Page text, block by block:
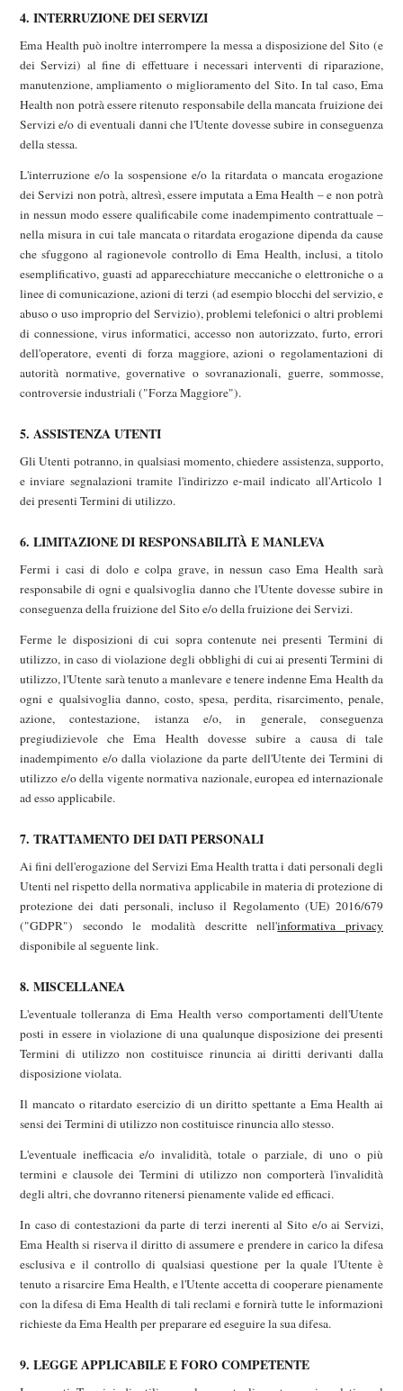
4. INTERRUZIONE DEI SERVIZI
Ema Health può inoltre interrompere la messa a disposizione del Sito (e
dei Servizi) al fine di effettuare i necessari interventi di riparazione,
manutenzione, ampliamento o miglioramento del Sito. In tal caso, Ema
Health non potrà essere ritenuto responsabile della mancata fruizione dei
Servizi e/o di eventuali danni che l'Utente dovesse subire in conseguenza
della stessa.
L'interruzione e/o la sospensione e/o la ritardata o mancata erogazione
dei Servizi non potrà, altresì, essere imputata a Ema Health – e non potrà
in nessun modo essere qualificabile come inadempimento contrattuale –
nella misura in cui tale mancata o ritardata erogazione dipenda da cause
che sfuggono al ragionevole controllo di Ema Health, inclusi, a titolo
esemplificativo, guasti ad apparecchiature meccaniche o elettroniche o a
linee di comunicazione, azioni di terzi (ad esempio blocchi del servizio, e
abuso o uso improprio del Servizio), problemi telefonici o altri problemi
di connessione, virus informatici, accesso non autorizzato, furto, errori
dell'operatore, eventi di forza maggiore, azioni o regolamentazioni di
autorità normative, governative o sovranazionali, guerre, sommosse,
controversie industriali ("Forza Maggiore").
5. ASSISTENZA UTENTI
Gli Utenti potranno, in qualsiasi momento, chiedere assistenza, supporto,
e inviare segnalazioni tramite l'indirizzo e-mail indicato all'Articolo 1
dei presenti Termini di utilizzo.
6. LIMITAZIONE DI RESPONSABILITÀ E MANLEVA
Fermi i casi di dolo e colpa grave, in nessun caso Ema Health sarà
responsabile di ogni e qualsivoglia danno che l'Utente dovesse subire in
conseguenza della fruizione del Sito e/o della fruizione dei Servizi.
Ferme le disposizioni di cui sopra contenute nei presenti Termini di
utilizzo, in caso di violazione degli obblighi di cui ai presenti Termini di
utilizzo, l'Utente sarà tenuto a manlevare e tenere indenne Ema Health da
ogni e qualsivoglia danno, costo, spesa, perdita, risarcimento, penale,
azione, contestazione, istanza e/o, in generale, conseguenza
pregiudizievole che Ema Health dovesse subire a causa di tale
inadempimento e/o dalla violazione da parte dell'Utente dei Termini di
utilizzo e/o della vigente normativa nazionale, europea ed internazionale
ad esso applicabile.
7. TRATTAMENTO DEI DATI PERSONALI
Ai fini dell'erogazione del Servizi Ema Health tratta i dati personali degli
Utenti nel rispetto della normativa applicabile in materia di protezione di
protezione dei dati personali, incluso il Regolamento (UE) 2016/679
("GDPR") secondo le modalità descritte nell'informativa privacy
disponibile al seguente link.
8. MISCELLANEA
L'eventuale tolleranza di Ema Health verso comportamenti dell'Utente
posti in essere in violazione di una qualunque disposizione dei presenti
Termini di utilizzo non costituisce rinuncia ai diritti derivanti dalla
disposizione violata.
Il mancato o ritardato esercizio di un diritto spettante a Ema Health ai
sensi dei Termini di utilizzo non costituisce rinuncia allo stesso.
L'eventuale inefficacia e/o invalidità, totale o parziale, di uno o più
termini e clausole dei Termini di utilizzo non comporterà l'invalidità
degli altri, che dovranno ritenersi pienamente valide ed efficaci.
In caso di contestazioni da parte di terzi inerenti al Sito e/o ai Servizi,
Ema Health si riserva il diritto di assumere e prendere in carico la difesa
esclusiva e il controllo di qualsiasi questione per la quale l'Utente è
tenuto a risarcire Ema Health, e l'Utente accetta di cooperare pienamente
con la difesa di Ema Health di tali reclami e fornirà tutte le informazioni
richieste da Ema Health per preparare ed eseguire la sua difesa.
9. LEGGE APPLICABILE E FORO COMPETENTE